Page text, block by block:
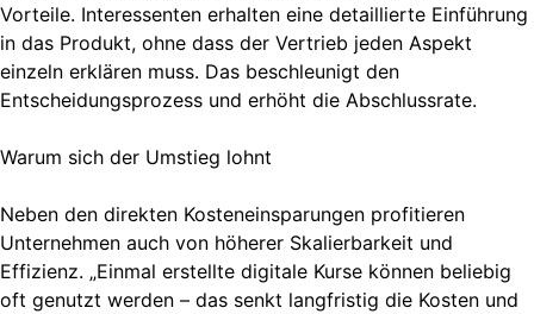
Vorteile. Interessenten erhalten eine detaillierte Einführung
in das Produkt, ohne dass der Vertrieb jeden Aspekt
einzeln erklären muss. Das beschleunigt den
Entscheidungsprozess und erhöht die Abschlussrate.
Warum sich der Umstieg lohnt
Neben den direkten Kosteneinsparungen profitieren
Unternehmen auch von höherer Skalierbarkeit und
Effizienz. „Einmal erstellte digitale Kurse können beliebig
oft genutzt werden – das senkt langfristig die Kosten und